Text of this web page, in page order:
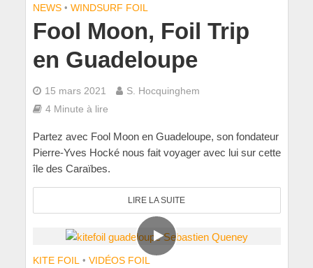
NEWS • WINDSURF FOIL
Fool Moon, Foil Trip
en Guadeloupe
15 mars 2021
S. Hocquinghem
4 Minute à lire
Partez avec Fool Moon en Guadeloupe, son fondateur
Pierre-Yves Hocké nous fait voyager avec lui sur cette
île des Caraïbes.
LIRE LA SUITE
KITE FOIL • VIDÉOS FOIL